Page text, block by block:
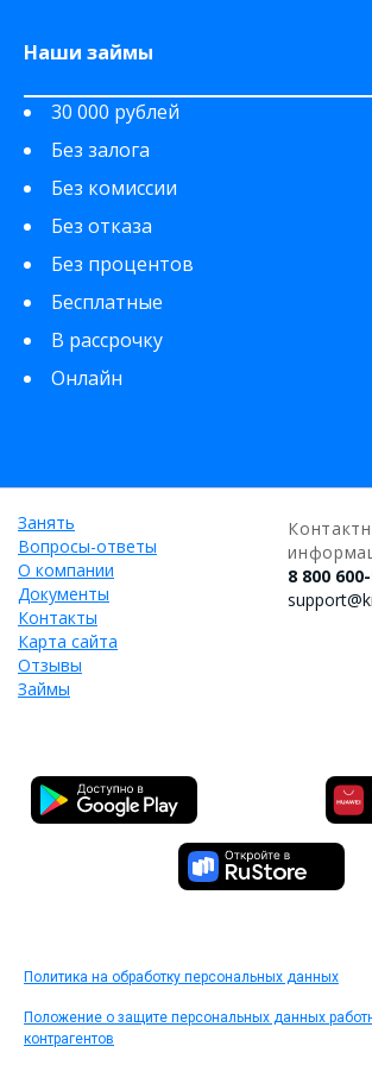
Наши займы
30 000 рублей
Без залога
Без комиссии
Без отказа
Без процентов
Бесплатные
В рассрочку
Онлайн
Занять
Вопросы-ответы
О компании
Документы
Контакты
Карта сайта
Отзывы
Займы
8 800
Политика на обработку персональных данных
Положение о защите персональных данных
контрагентов